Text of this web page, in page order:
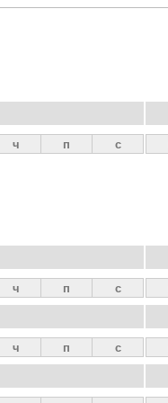
ч п с
ч п с
ч п с